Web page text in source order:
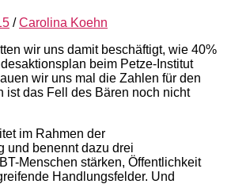
/Carolina Koehn
wir uns damit beschäftigt, wie 40%
beim Petze-Institut
wir uns mal die Zahlen für den
ist das Fell des Bären noch nicht
im Rahmen der
und benennt dazu drei
Menschen stärken, Öffentlichkeit
Handlungsfelder. Und